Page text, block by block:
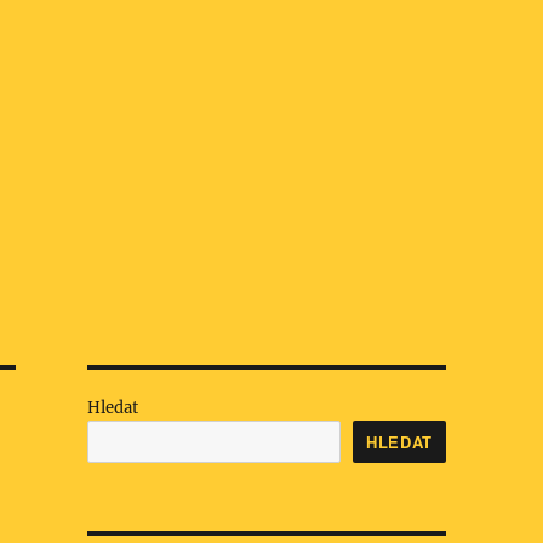
Hledat
HLEDAT